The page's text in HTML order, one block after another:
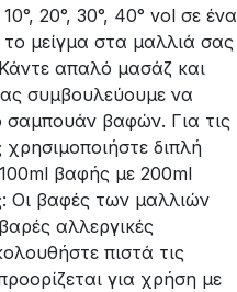
20°, 30°, 40° vol σε ένα
μείγμα στα μαλλιά σας
απαλό μασάζ και
συμβουλεύουμε να
σαμπουάν βαφών. Για τις
διπλή
βαφής με 200ml
Οι βαφές των μαλλιών
αλλεργικές
πιστά τις
για χρήση με